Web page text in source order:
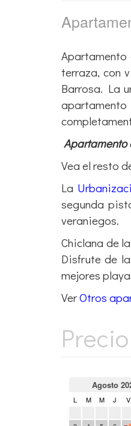
terraza, con
Barrosa. La
Apartamento
Vea el resto
La
segunda
veraniegos.
Chiclana de
Disfrute de
mejores
VerOtros